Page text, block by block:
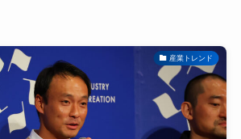
産業トレンド